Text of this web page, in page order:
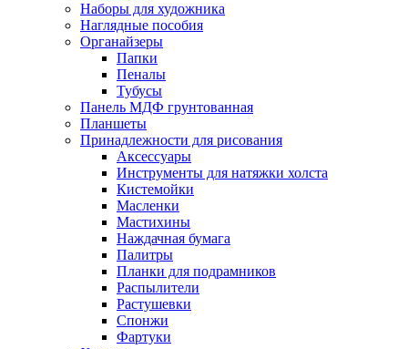
Наборы для художника
Наглядные пособия
Органайзеры
Папки
Пеналы
Тубусы
Панель МДФ грунтованная
Планшеты
Принадлежности для рисования
Аксессуары
Инструменты для натяжки холста
Кистемойки
Масленки
Мастихины
Наждачная бумага
Палитры
Планки для подрамников
Распылители
Растушевки
Спонжи
Фартуки